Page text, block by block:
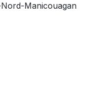
Manicouagan